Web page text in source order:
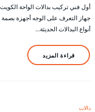
أول فني تركيب بدالات الواحة
جهاز التعرف على الوجه أجهزة
أنواع البدالات الحديثة…
قراءة المزيد
بدالات